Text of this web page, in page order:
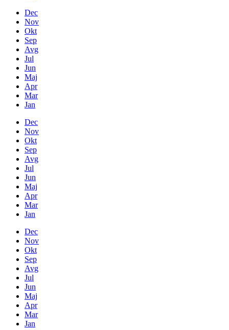
Dec
Nov
Okt
Sep
Avg
Jul
Jun
Maj
Apr
Mar
Jan
Dec
Nov
Okt
Sep
Avg
Jul
Jun
Maj
Apr
Mar
Jan
Dec
Nov
Okt
Sep
Avg
Jul
Jun
Maj
Apr
Mar
Jan